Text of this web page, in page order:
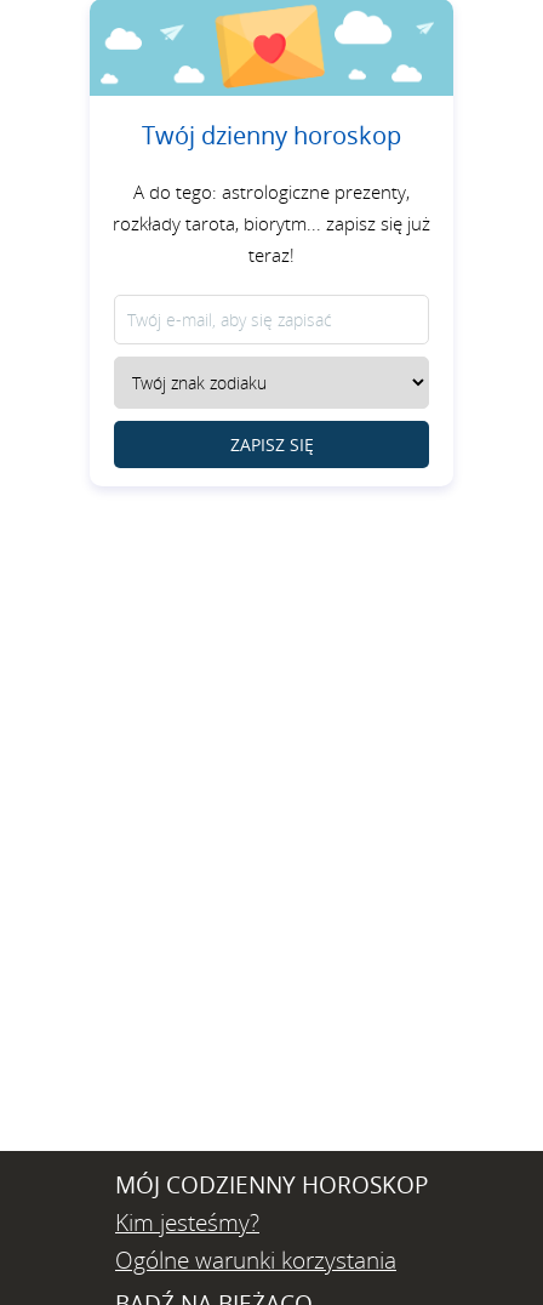
Twój dzienny horoskop
A do tego: astrologiczne prezenty,
rozkłady tarota, biorytm... zapisz się już
teraz!
ZAPISZ SIĘ
MÓJ CODZIENNY HOROSKOP
Kim jesteśmy?
Ogólne warunki korzystania